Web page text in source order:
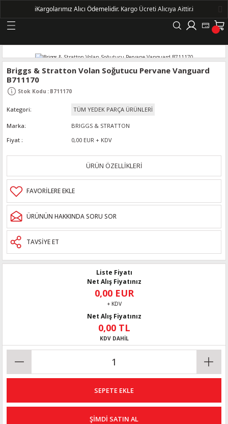
Geri Dön
KASNAKLI ALTERNATÖRLER - 1500
Briggs & Stratton Volan Soğutucu Pervane Vanguard
B711170
Stok Kodu : B711170
Kategori TÜM YEDEK PARÇA ÜRÜNLERİ
Marka
BRIGGS & STRATTON
Fiyat
0,00 EUR + KDV
ÜRÜN ÖZELLİKLERİ
ÜRÜNÜN HAKKINDA SORU SOR
TAVSİYE ET
Liste Fiyatı
Net Alış Fiyatınız
0,00 EUR
+ KDV
Net Alış Fiyatınız
0,00 TL
KDV DAHİL
SEPETE EKLE
ŞİMDİ SATIN AL
ℹ️Kargolarımız Alıcı Ödemelidir. Kargo Ücreti Alıcıya Aittir.ℹ️